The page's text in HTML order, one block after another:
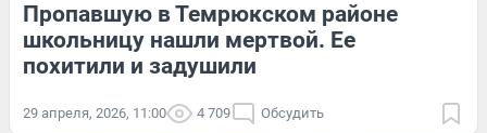
Пропавшую в Темрюкском районе
школьницу нашли мертвой. Ее
похитили и задушили
29 апреля, 2026, 11:00 4 709 Обсудить